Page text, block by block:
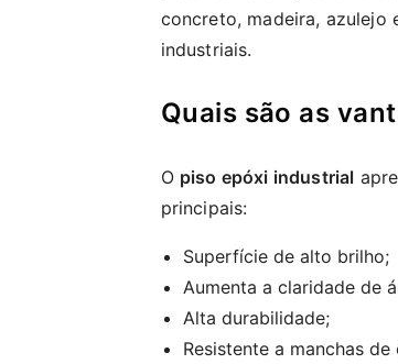
concreto, madeira, azulejo
industriais.
Quais são as
O piso epóxi industrial
principais:
Superfície de alto brilho;
Aumenta a claridade de
Alta durabilidade;
Resistente a manchas